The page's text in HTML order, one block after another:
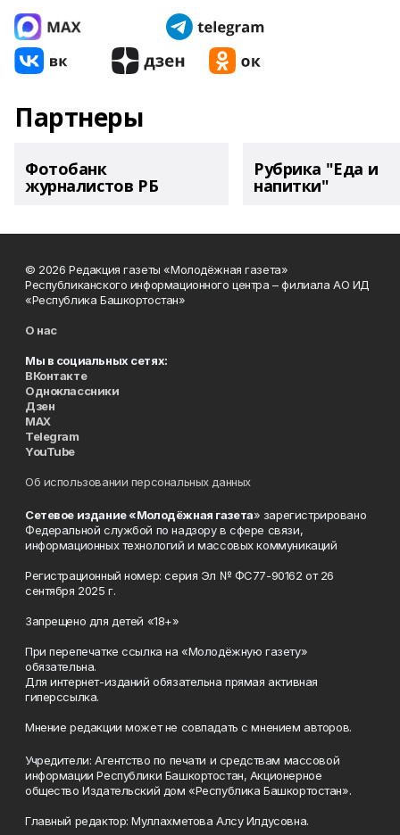
Партнеры
Фотобанк
журналистов РБ
Рубрика "Еда и
напитки"
© 2026 Редакция газеты «Молодёжная газета»
Республиканского информационного центра – филиала АО ИД
«Республика Башкортостан»
О нас
Мы в социальных сетях:
ВКонтакте
Одноклассники
Дзен
MAX
Telegram
YouTube
Об использовании персональных данных
Сетевое издание «Молодёжная газета» зарегистрировано
Федеральной службой по надзору в сфере связи,
информационных технологий и массовых коммуникаций
Регистрационный номер: серия Эл № ФС77-90162 от 26
сентября 2025 г.
Запрещено для детей «18+»
При перепечатке ссылка на «Молодёжную газету»
обязательна.
Для интернет-изданий обязательна прямая активная
гиперссылка.
Мнение редакции может не совпадать с мнением авторов.
Учредители: Агентство по печати и средствам массовой
информации Республики Башкортостан, Акционерное
общество Издательский дом «Республика Башкортостан».
Главный редактор: Муллахметова Алсу Илдусовна.